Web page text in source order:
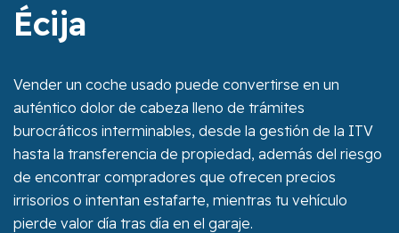
Écija
Vender un coche usado puede convertirse en un
auténtico dolor de cabeza lleno de trámites
burocráticos interminables, desde la gestión de la ITV
hasta la transferencia de propiedad, además del riesgo
de encontrar compradores que ofrecen precios
irrisorios o intentan estafarte, mientras tu vehículo
pierde valor día tras día en el garaje.